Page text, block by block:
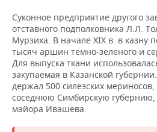
Суконное предприятие другого
отставного подполковника Л.Л.
Мурзиха. В начале XIX в. в казну
тысяч аршин темно-зеленого и
Для выпуска ткани
закупаемая в Казанской
держал 500 силезских
соседнюю Симбирскую губернию,
майора Ивашева.